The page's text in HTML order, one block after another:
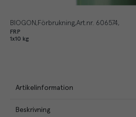
BIOGON Förbrukning Art.nr. 606574
FRP
1x10 kg
Artikelinformation
Beskrivning